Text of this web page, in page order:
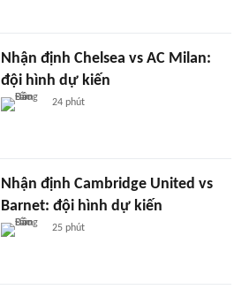
Nhận định Chelsea vs AC Milan:
đội hình dự kiến
24 phút
Nhận định Cambridge United vs
Barnet: đội hình dự kiến
25 phút